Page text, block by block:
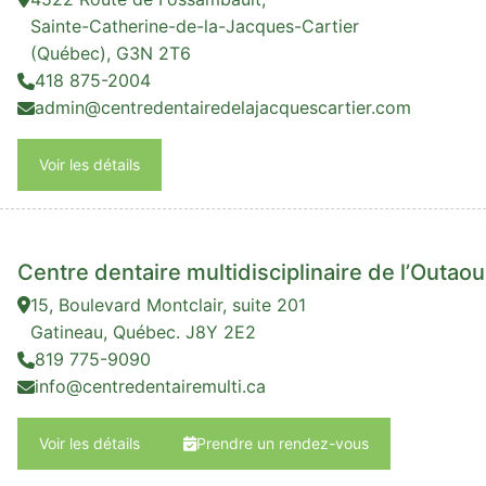
Sainte-Catherine-de-la-Jacques-Cartier
(Québec), G3N 2T6
418 875-2004
admin@centredentairedelajacquescartier.com
Voir les détails
Centre dentaire multidisciplinaire de
15, Boulevard Montclair, suite 201
Gatineau, Québec. J8Y 2E2
819 775-9090
info@centredentairemulti.ca
Voir les détails Prendre un rendez-vous